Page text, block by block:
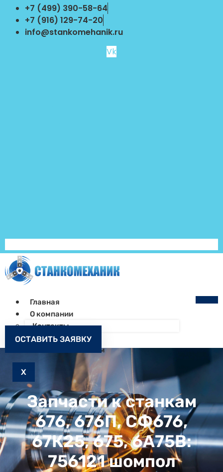
Перейти
содержимому
+7 (499) 390-58-64
+7 (916) 129-74-20
info@stankomehanik.ru
Vk
Главная
О компании
Контакты
Как заказать
Запчасти к станкам
X
ОСТАВИТЬ ЗАЯВКУ
Запчасти к станкам
676, 676П, СФ676,
67К25, 675, 6А75В:
756121 шомпол